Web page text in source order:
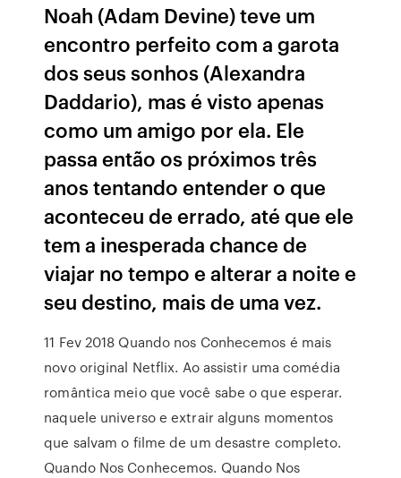
Noah (Adam Devine) teve um
encontro perfeito com a garota
dos seus sonhos (Alexandra
Daddario), mas é visto apenas
como um amigo por ela. Ele
passa então os próximos três
anos tentando entender o que
aconteceu de errado, até que ele
tem a inesperada chance de
viajar no tempo e alterar a noite e
seu destino, mais de uma vez.
11 Fev 2018 Quando nos Conhecemos é mais
novo original Netflix. Ao assistir uma comédia
romântica meio que você sabe o que esperar.
naquele universo e extrair alguns momentos
que salvam o filme de um desastre completo.
Quando Nos Conhecemos. Quando Nos